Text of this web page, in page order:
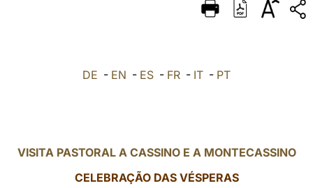
DEUTSCH
العربيّة DE - EN - ES - FR - IT - PT
VISITA PASTORAL A CASSINO E A MONTECASSINO
CELEBRAÇÃO DAS VÉSPERAS